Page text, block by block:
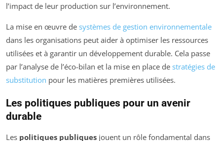
l’impact de leur production sur l’environnement.
La mise en œuvre de systèmes de gestion environnementale
dans les organisations peut aider à optimiser les ressources
utilisées et à garantir un développement durable. Cela passe
par l’analyse de l’éco-bilan et la mise en place de stratégies de
substitution pour les matières premières utilisées.
Les politiques publiques pour un avenir
durable
Les politiques publiques jouent un rôle fondamental dans